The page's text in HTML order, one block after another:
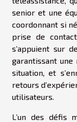
senior et une
coordonnant si
prise de
s’appuient sur
garantissant
situation, et
retours
utilisateurs.
L’un des défis